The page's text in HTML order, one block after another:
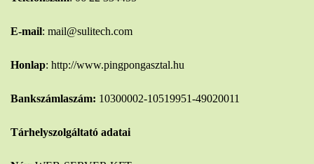
E-mail: mail@sulitech.com
Honlap: http://www.pingpongasztal.hu
Bankszámlaszám: 10300002-10519951-49020011
Tárhelyszolgáltató adatai